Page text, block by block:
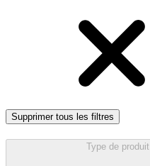
Supprimer tous les filtres
Type de produit